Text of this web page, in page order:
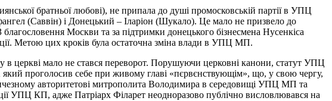
братньої любові), не припала до душі промосковській партії в УПЦ
(Саввін) і Донецький – Іларіон (Шукало). Це мало не призвело до
Москви та за підтримки донецького бізнесмена Нусенкіса
Метою цих кроків була остаточна зміна влади в УПЦ МП.
в церкві мало не стався переворот. Порушуючи церковні канони, статут УПЦ
який проголосив себе при живому главі «пєрвєнствующім», що, у свою чергу,
авторитетові митрополита Володимира в середовищі УПЦ МП та
УПЦ КП, адже Патріарх Філарет неодноразово публічно висловлювався на